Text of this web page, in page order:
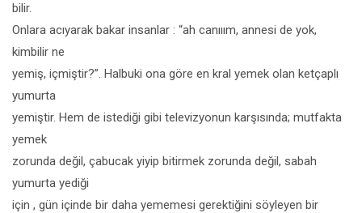
bilir.
Onlara acıyarak bakar insanlar : “ah canııım, annesi de yok,
kimbilir ne
yemiş, içmiştir?”. Halbuki ona göre en kral yemek olan ketçaplı
yumurta
yemiştir. Hem de istediği gibi televizyonun karşısında; mutfakta
yemek
zorunda değil, çabucak yiyip bitirmek zorunda değil, sabah
yumurta yediği
için , gün içinde bir daha yememesi gerektiğini söyleyen bir